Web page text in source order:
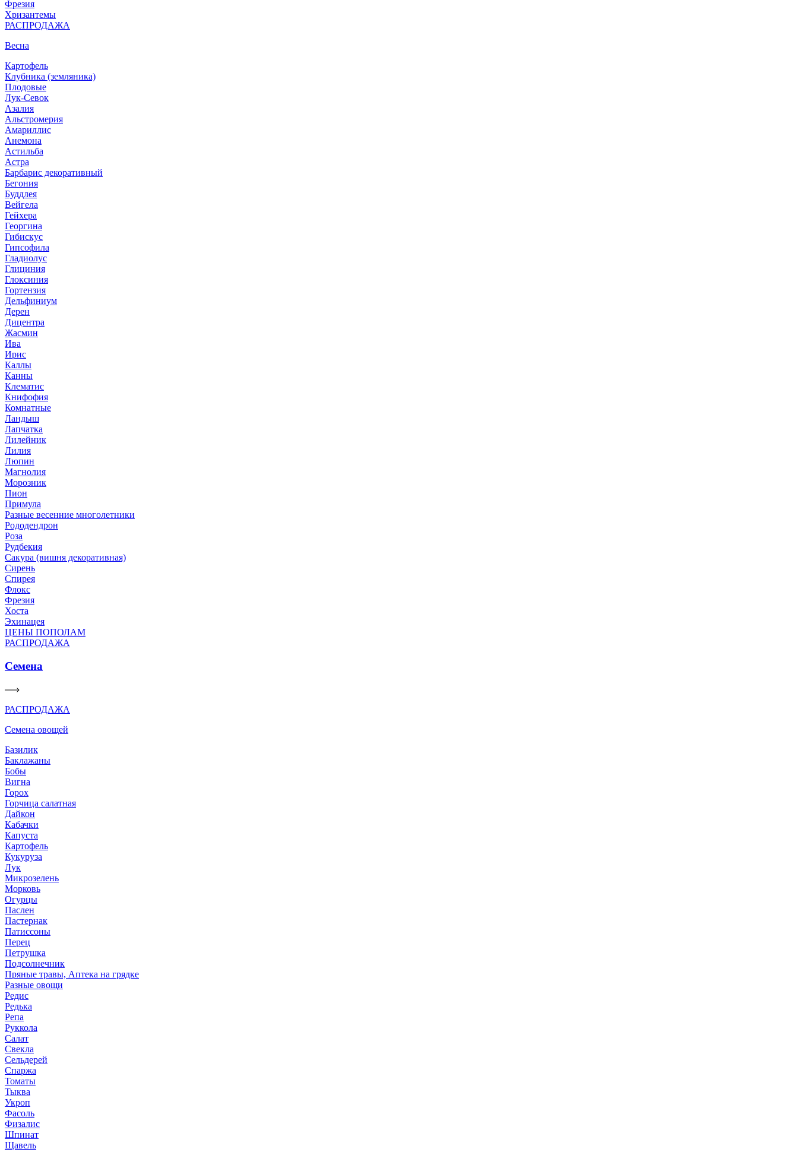
Фрезия
Хризантемы
РАСПРОДАЖА
Весна
Картофель
Клубника (земляника)
Плодовые
Лук-Севок
Азалия
Альстромерия
Амариллис
Анемона
Астильба
Астра
Барбарис декоративный
Бегония
Буддлея
Вейгела
Гейхера
Георгина
Гибискус
Гипсофила
Гладиолус
Глициния
Глоксиния
Гортензия
Дельфиниум
Дерен
Дицентра
Жасмин
Ива
Ирис
Каллы
Канны
Клематис
Книфофия
Комнатные
Ландыш
Лапчатка
Лилейник
Лилия
Люпин
Магнолия
Морозник
Пион
Примула
Разные весенние многолетники
Рододендрон
Роза
Рудбекия
Сакура (вишня декоративная)
Сирень
Спирея
Флокс
Фрезия
Хоста
Эхинацея
ЦЕНЫ ПОПОЛАМ
РАСПРОДАЖА
Семена
РАСПРОДАЖА
Семена овощей
Базилик
Баклажаны
Бобы
Вигна
Горох
Горчица салатная
Дайкон
Кабачки
Капуста
Картофель
Кукуруза
Лук
Микрозелень
Морковь
Огурцы
Паслен
Пастернак
Патиссоны
Перец
Петрушка
Подсолнечник
Пряные травы, Аптека на грядке
Разные овощи
Редис
Редька
Репа
Руккола
Салат
Свекла
Сельдерей
Спаржа
Томаты
Тыква
Укроп
Фасоль
Физалис
Шпинат
Щавель